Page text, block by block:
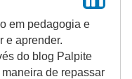
em pedagogia e
e aprender.
do blog Palpite
de repassar